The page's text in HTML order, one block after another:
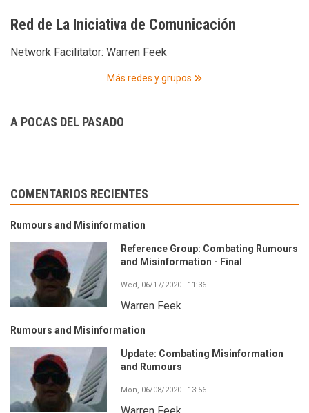
Red de La Iniciativa de Comunicación
Network Facilitator: Warren Feek
Más redes y grupos
A POCAS DEL PASADO
COMENTARIOS RECIENTES
Rumours and Misinformation
Reference Group: Combating Rumours
and Misinformation - Final
Wed, 06/17/2020 - 11:36
Warren Feek
Rumours and Misinformation
Update: Combating Misinformation
and Rumours
Mon, 06/08/2020 - 13:56